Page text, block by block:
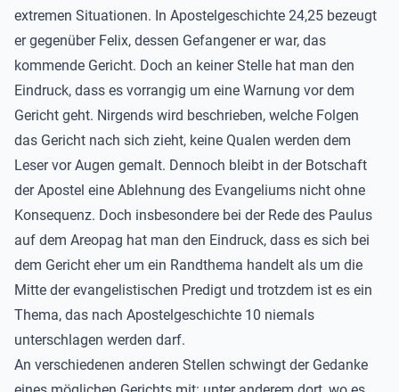
extremen Situationen. In Apostelgeschichte 24,25 bezeugt
er gegenüber Felix, dessen Gefangener er war, das
kommende Gericht. Doch an keiner Stelle hat man den
Eindruck, dass es vorrangig um eine Warnung vor dem
Gericht geht. Nirgends wird beschrieben, welche Folgen
das Gericht nach sich zieht, keine Qualen werden dem
Leser vor Augen gemalt. Dennoch bleibt in der Botschaft
der Apostel eine Ablehnung des Evangeliums nicht ohne
Konsequenz. Doch insbesondere bei der Rede des Paulus
auf dem Areopag hat man den Eindruck, dass es sich bei
dem Gericht eher um ein Randthema handelt als um die
Mitte der evangelistischen Predigt und trotzdem ist es ein
Thema, das nach Apostelgeschichte 10 niemals
unterschlagen werden darf.
An verschiedenen anderen Stellen schwingt der Gedanke